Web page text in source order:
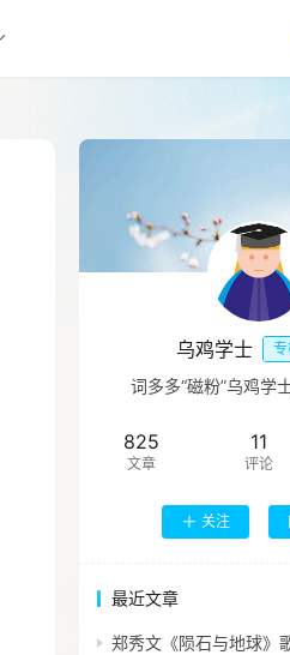
乌鸡学士
词多多“磁粉”乌鸡学
825
文章
11
评论
关注
最近文章
郑秀文《陨石与地球》